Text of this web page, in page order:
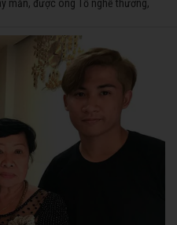
mắn, được ông Tổ nghề thương,
bước thành danh với nghiệp ca